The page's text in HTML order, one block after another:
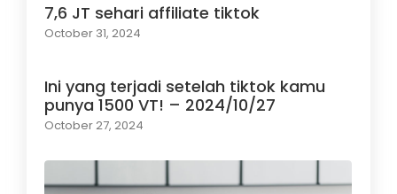
7,6 JT sehari affiliate tiktok
October 31, 2024
Ini yang terjadi setelah tiktok kamu
punya 1500 VT! – 2024/10/27
October 27, 2024